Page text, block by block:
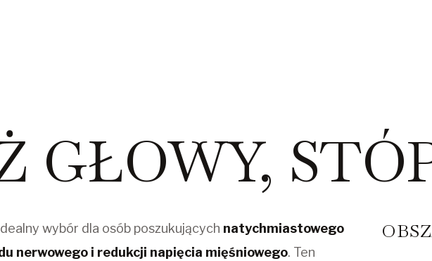
GŁOWY,
wybór dla osób poszukujących natychmiastowego
nerwowego i redukcji napięcia mięśniowego. Ten